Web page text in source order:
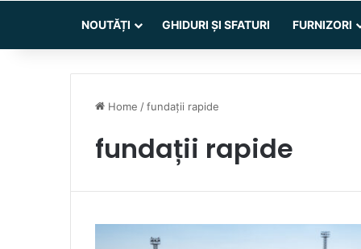
NOUTĂȚI GHIDURI ȘI SFATURI FURNIZORI
Home /fundații rapide
fundații rapide